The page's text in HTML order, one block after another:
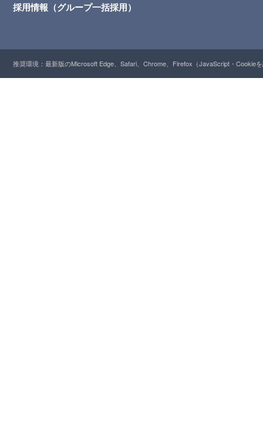
採用情報（グループ一括採用）
推奨環境：最新版のMicrosoft Edge、Safari、Chrome、Firefox（JavaScript・Cookie